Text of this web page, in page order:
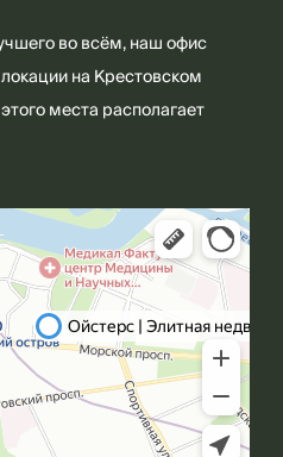
во всём, наш офис
на Крестовском
места располагает